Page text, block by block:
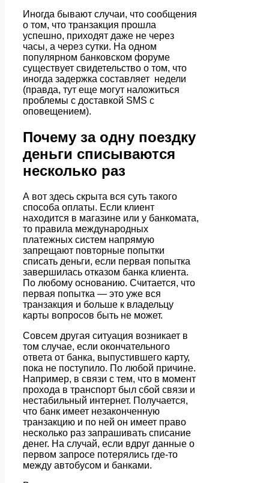
Иногда бывают случаи, что сообщения
о том, что транзакция прошла
успешно, приходят даже не через
часы, а через сутки. На одном
популярном банковском форуме
существует свидетельство о том, что
иногда задержка составляет недели
(правда, тут еще могут наложиться
проблемы с доставкой SMS с
оповещением).
Почему за одну поездку
деньги списываются
несколько раз
А вот здесь скрыта вся суть такого
способа оплаты. Если клиент
находится в магазине или у банкомата,
то правила международных
платежных систем напрямую
запрещают повторные попытки
списать деньги, если первая попытка
завершилась отказом банка клиента.
По любому основанию. Считается, что
первая попытка — это уже вся
транзакция и больше к владельцу
карты вопросов быть не может.
Совсем другая ситуация возникает в
том случае, если окончательного
ответа от банка, выпустившего карту,
пока не поступило. По любой причине.
Например, в связи с тем, что в момент
прохода в транспорт был сбой связи и
нестабильный интернет. Получается,
что банк имеет незаконченную
транзакцию и по ней он имеет право
несколько раз запрашивать списание
денег. На случай, если вдруг данные о
первом запросе потерялись где-то
между автобусом и банками.